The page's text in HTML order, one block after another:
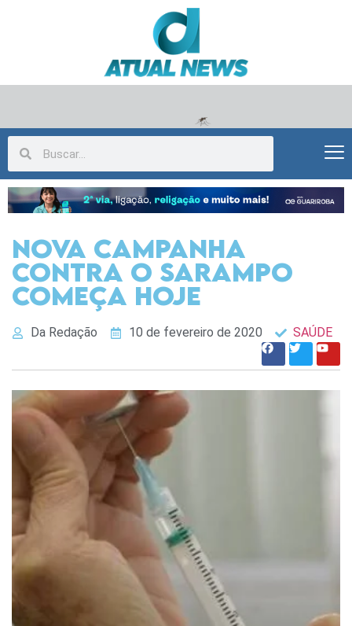
Nova campanha
contra o sarampo
começa hoje
Da Redação 10 de fevereiro de 2020 SAÚDE